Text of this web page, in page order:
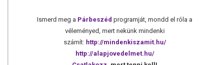
Ismerd meg a Párbeszéd programját, mondd el róla a
véleményed, mert nekünk mindenki
számít: http://mindenkiszamit.hu/
http://alapjovedelmet.hu/